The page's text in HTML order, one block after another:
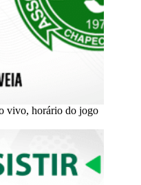
vivo, horário do jogo